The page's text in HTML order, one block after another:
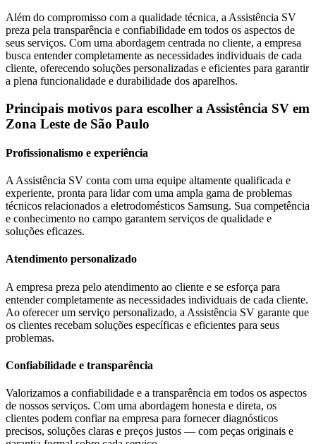
Além do compromisso com a qualidade técnica, a Assistência SV
preza pela transparência e confiabilidade em todos os aspectos de
seus serviços. Com uma abordagem centrada no cliente, a empresa
busca entender completamente as necessidades individuais de cada
cliente, oferecendo soluções personalizadas e eficientes para garantir
a plena funcionalidade e durabilidade dos aparelhos.
Principais motivos para escolher a Assistência SV em
Zona Leste de São Paulo
Profissionalismo e experiência
A Assistência SV conta com uma equipe altamente qualificada e
experiente, pronta para lidar com uma ampla gama de problemas
técnicos relacionados a eletrodomésticos Samsung. Sua competência
e conhecimento no campo garantem serviços de qualidade e
soluções eficazes.
Atendimento personalizado
A empresa preza pelo atendimento ao cliente e se esforça para
entender completamente as necessidades individuais de cada cliente.
Ao oferecer um serviço personalizado, a Assistência SV garante que
os clientes recebam soluções específicas e eficientes para seus
problemas.
Confiabilidade e transparência
Valorizamos a confiabilidade e a transparência em todos os aspectos
de nossos serviços. Com uma abordagem honesta e direta, os
clientes podem confiar na empresa para fornecer diagnósticos
precisos, soluções claras e preços justos — com peças originais e